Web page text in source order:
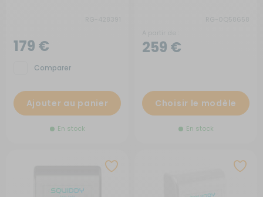
179 €
Comparer
Ajouter au panier
En stock
259 €
Choisir le modèle
En stock